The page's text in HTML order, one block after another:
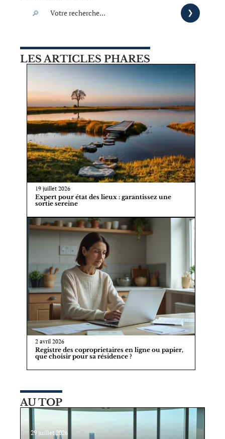
LES ARTICLES PHARES
19 juillet 2026
Expert pour état des lieux : garantissez une
sortie sereine
2 avril 2026
Registre des coproprietaires en ligne ou papier,
que choisir pour sa résidence ?
AU TOP
29 juillet 2026